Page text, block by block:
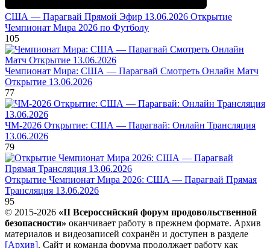
США — Парагвай Прямой Эфир 13.06.2026 Открытие
Чемпионат Мира 2026 по Футболу
105
Чемпионат Мира: США — Парагвай Смотреть Онлайн Матч
Открытие 13.06.2026
77
ЧМ-2026 Открытие: США — Парагвай: Онлайн Трансляция
13.06.2026
79
Открытие Чемпионат Мира 2026: США — Парагвай Прямая
Трансляция 13.06.2026
95
© 2015-2026 «II Всероссийский форум продовольственной
безопасности» оканчивает работу в прежнем формате. Архив
материалов и видеозаписей сохранён и доступен в разделе
[Архив]. Сайт и команда форума продолжает работу как